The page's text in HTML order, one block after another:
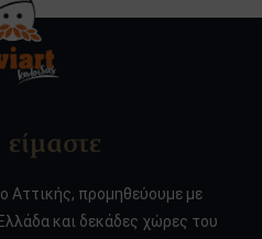
Αττικής, προμηθεύουμε με
και δεκάδες χώρες του